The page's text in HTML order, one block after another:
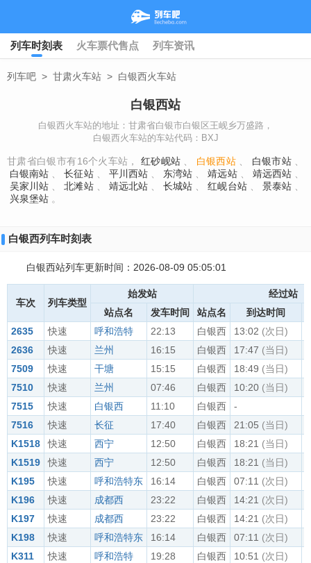
列车时刻表 火车票代售点 列车资讯
列车吧 > 甘肃火车站 > 白银西火车站
白银西站
白银西火车站的地址：甘肃省白银市白银区王岘乡万盛路，
白银西火车站的车站代码：BXJ
甘肃省白银市有16个火车站， 红砂岘站 白银西站 白银市站
白银南站
长征站 平川西站 东湾站 靖远站 靖远西站
吴家川站
北滩站 靖远北站 长城站 红岘台站 景泰站
兴泉堡站 。
白银西列车时刻表
白银西站列车更新时间：2026-08-09 05:05:01
车次 列车类型
始发站
经过站
站点名
发车时间 站点名
到达时间
2635
快速 呼和浩特 22:13 白银西 13:02 (次日)
2636
快速 兰州 16:15 白银西 17:47 (当日)
7509
快速 干塘 15:15 白银西 18:49 (当日)
7510
快速 兰州 07:46 白银西 10:20 (当日)
7515
快速 白银西 11:10 白银西 -
7516
快速 长征 17:40 白银西 21:05 (当日)
K1518
快速 西宁 12:50 白银西 18:21 (当日)
K1519
快速 西宁 12:50 白银西 18:21 (当日)
K195
快速 呼和浩特东 16:14 白银西 07:11 (次日)
K196
快速 成都西 23:22 白银西 14:21 (次日)
K197
快速 成都西 23:22 白银西 14:21 (次日)
K198
快速 呼和浩特东 16:14 白银西 07:11 (次日)
K311
快速 呼和浩特 19:28 白银西 10:51 (次日)